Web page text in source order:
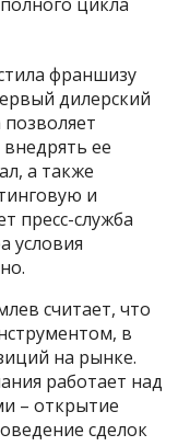
франшизу
дилерский
ее
а также
и
пресс-служба
условия
считает, что
в
на рынке.
работает над
– открытие
сделок